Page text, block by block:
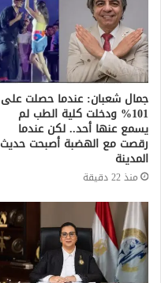
جمال شعبان: عندما حصلت على
101% ودخلت كلية الطب لم
يسمع عنها أحد.. لكن عندما
رقصت مع الهضبة أصبحت حديث
المدينة
منذ 22 دقيقة